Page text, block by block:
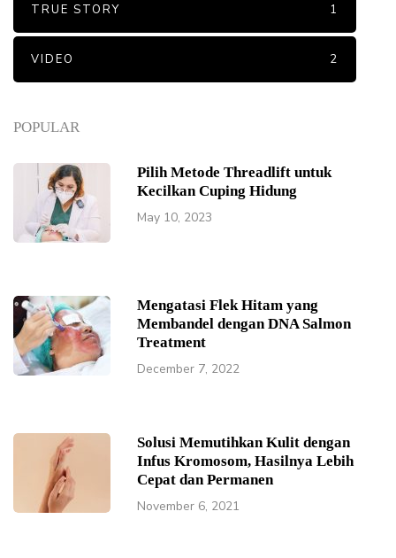
POPULAR
Pilih Metode Threadlift untuk
Kecilkan Cuping Hidung
May 10, 2023
Mengatasi Flek Hitam yang
Membandel dengan DNA Salmon
Treatment
December 7, 2022
Solusi Memutihkan Kulit dengan
Infus Kromosom, Hasilnya Lebih
Cepat dan Permanen
November 6, 2021
TRUE STORY 1
VIDEO 2